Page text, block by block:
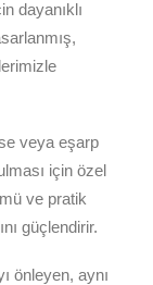
dayanıklı
veya eşarp
için özel
ve pratik
güçlendirir.
önleyen, aynı